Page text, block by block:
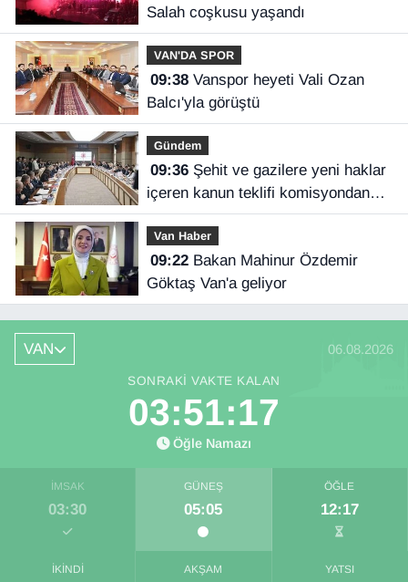
Salah coşkusu yaşandı
VAN'DA SPOR
09:38Vanspor heyeti Vali Ozan
Balcı'yla görüştü
Gündem
09:36Şehit ve gazilere yeni haklar
içeren kanun teklifi komisyondan
geçti
Van Haber
09:22Bakan Mahinur Özdemir
Göktaş Van'a geliyor
VAN 06.08.2026
SONRAKI VAKTE KALAN
03:51:16
Öğle Namazı
İMSAK
03:30
GÜNEŞ
05:05
ÖĞLE
12:17
İKINDI AKŞAM YATSI